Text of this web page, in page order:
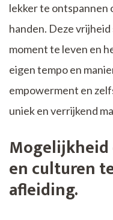
lekker te ontspannen
handen. Deze
moment te leven en
eigen tempo en
empowerment en
uniek en verrijkend
Mogelijkheid
en culturen
afleiding.